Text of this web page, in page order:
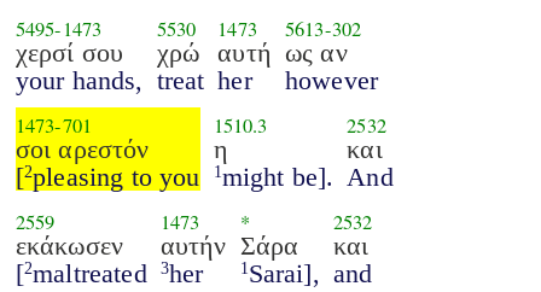
5495-1473
χερσί σου
your hands,
5530
χρώ
treat
1473
αυτή
her
5613-302
ως αν
however
1473-701
σοι αρεστόν
[2pleasing to you
1510.3
η
1 might be].
2532
και
And
2559
εκάκωσεν
[2maltreated
1473
αυτήν
3her
*
Σάρα
1 Sarai],
2532
και
and